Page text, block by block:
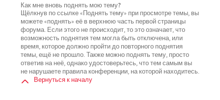
Как мне вновь поднять мою тему?
Щёлкнув по ссылке «Поднять тему» при просмотре темы, вы
можете «поднять» её в верхнюю часть первой страницы
форума. Если этого не происходит, то это означает, что
возможность поднятия тем могла быть отключена, или
время, которое должно пройти до повторного поднятия
темы, ещё не прошло. Также можно поднять тему, просто
ответив на неё, однако удостоверьтесь, что тем самым вы
не нарушаете правила конференции, на которой находитесь.
Вернуться к началу